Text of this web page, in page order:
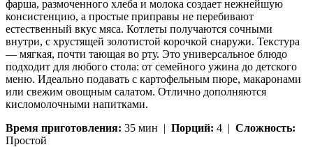
фарша, размоченного хлеба и молока создает нежнейшую
консистенцию, а простые приправы не перебивают
естественный вкус мяса. Котлеты получаются сочными
внутри, с хрустящей золотистой корочкой снаружи. Текстура
— мягкая, почти тающая во рту. Это универсальное блюдо
подходит для любого стола: от семейного ужина до детского
меню. Идеально подавать с картофельным пюре, макаронами
или свежим овощным салатом. Отлично дополняются
кисломолочными напитками.
Время приготовления: 35 мин | Порций: 4 | Сложность:
Простой